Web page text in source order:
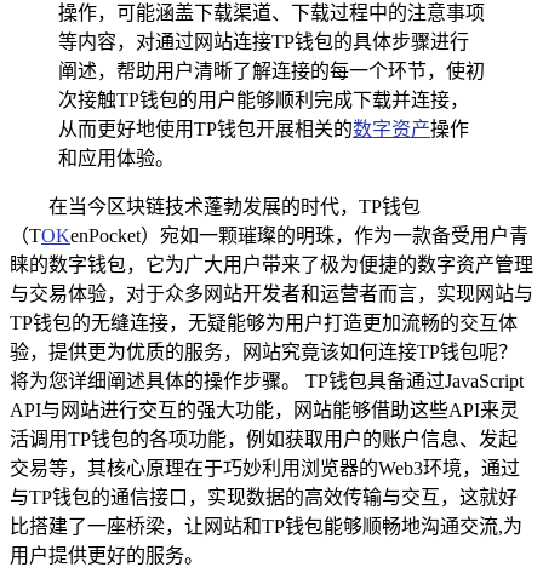
操作，可能涵盖下载渠道、下载过程中的注意事项
等内容，对通过网站连接TP钱包的具体步骤进行
阐述，帮助用户清晰了解连接的每一个环节，使初
次接触TP钱包的用户能够顺利完成下载并连接，
从而更好地使用TP钱包开展相关的数字资产操作
和应用体验。
在当今区块链技术蓬勃发展的时代，TP钱包
（TOKenPocket）宛如一颗璀璨的明珠，作为一款备受用户青
睐的数字钱包，它为广大用户带来了极为便捷的数字资产管理
与交易体验，对于众多网站开发者和运营者而言，实现网站与
TP钱包的无缝连接，无疑能够为用户打造更加流畅的交互体
验，提供更为优质的服务，网站究竟该如何连接TP钱包呢？
将为您详细阐述具体的操作步骤。 TP钱包具备通过JavaScript
API与网站进行交互的强大功能，网站能够借助这些API来灵
活调用TP钱包的各项功能，例如获取用户的账户信息、发起
交易等，其核心原理在于巧妙利用浏览器的Web3环境，通过
与TP钱包的通信接口，实现数据的高效传输与交互，这就好
比搭建了一座桥梁，让网站和TP钱包能够顺畅地沟通交流,为
用户提供更好的服务。